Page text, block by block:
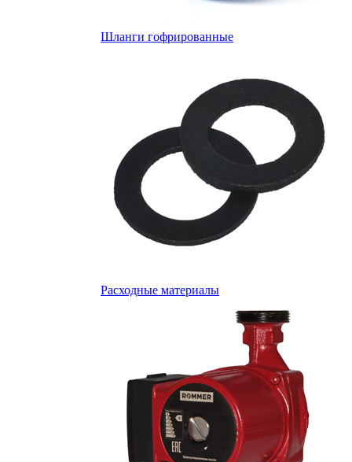
Шланги гофрированные
Расходные материалы